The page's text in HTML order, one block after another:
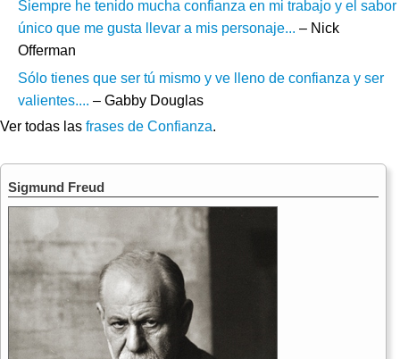
Siempre he tenido mucha confianza en mi trabajo y el sabor
único que me gusta llevar a mis personaje... – Nick
Offerman
Sólo tienes que ser tú mismo y ve lleno de confianza y ser
valientes.... – Gabby Douglas
Ver todas las frases de Confianza.
Sigmund Freud